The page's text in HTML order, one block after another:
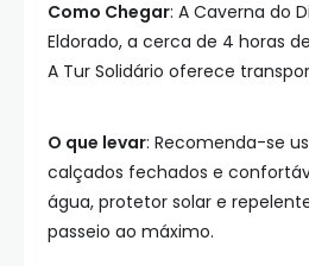
Como Chegar: A Caverna do
Eldorado, a cerca de 4 horas
A Tur Solidário oferece
O que levar: Recomenda-se
calçados fechados e
água, protetor solar e
passeio ao máximo.